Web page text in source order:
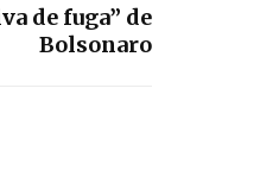
de fuga” de
Bolsonaro